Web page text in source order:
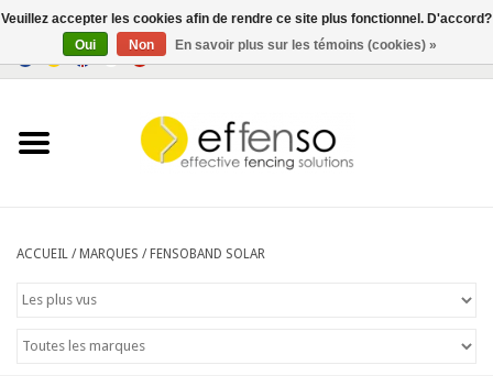
Eclairage
Solar
ACCUEIL /MARQUES /FENSOBAND SOLAR
Veuillez accepter les cookies afin de rendre ce site plus fonctionnel. D'accord?
Oui
Non En savoir plus sur les témoins (cookies) »